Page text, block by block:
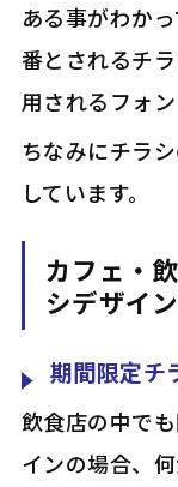
ある事がわか
番とされるチ
用されるフォン
ちなみにチラ
しています。
カフェ・
シデザイン
期間限定チ
飲食店の中で
インの場合、